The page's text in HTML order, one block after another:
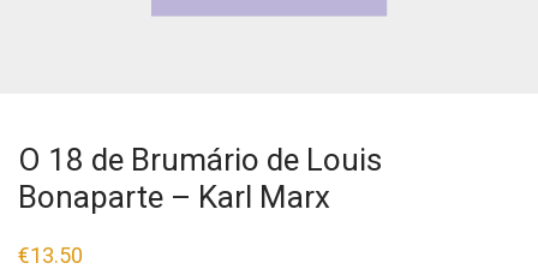
O 18 de Brumário de Louis
Bonaparte – Karl Marx
€13.50